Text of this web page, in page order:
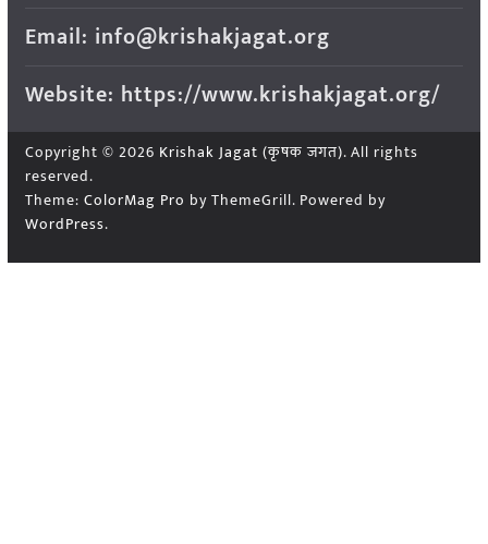
Email: info@krishakjagat.org
Website: https://www.krishakjagat.org/
Copyright © 2026 Krishak Jagat (कृषक जगत). All rights
reserved.
Theme: ColorMag Pro by ThemeGrill. Powered by
WordPress.